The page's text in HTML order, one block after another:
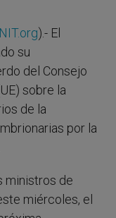
).- El
su
del Consejo
sobre la
de la
por la
ministros de
miércoles, el